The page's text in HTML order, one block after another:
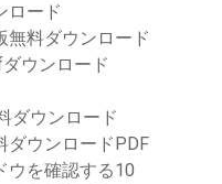
ロード
無料ダウンロード
ウンロード
ダウンロード
ダウンロードPDF
ウを確認する10